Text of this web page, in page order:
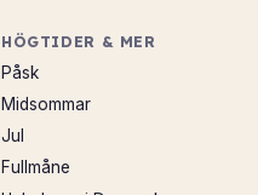
HÖGTIDER & MER
Påsk
Midsommar
Jul
Fullmåne